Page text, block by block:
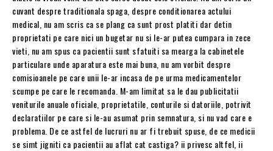
cuvant despre traditionala spaga, despre conditionarea actului
medical, nu am scris ca se plang ca sunt prost platiti dar detin
proprietati pe care nici un bugetar nu si le-ar putea cumpara in zece
vieti, nu am spus ca pacientii sunt sfatuiti sa mearga la cabinetele
particulare unde aparatura este mai buna, nu am vorbit despre
comisioanele pe care unii le-ar incasa de pe urma medicamentelor
scumpe pe care le recomanda. M-am limitat sa le dau publicitatii
veniturile anuale oficiale, proprietatile, conturile si datoriile, potrivit
declaratiilor pe care si le-au asumat prin semnatura, si nu vad care e
problema. De ce astfel de lucruri nu ar fi trebuit spuse, de ce medicii
se simt jigniti ca pacientii au aflat cat castiga? ii privesc altfel, ii